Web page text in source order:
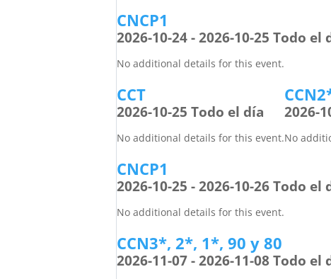
CNCP1
2026-10-24 - 2026-10-25 Todo el
No additional details for this event.
CCT
2026-10-25 Todo el día
No additional details for this event.
2026-
No
CNCP1
2026-10-25 - 2026-10-26 Todo el
No additional details for this event.
CCN3*, 2*, 1*, 90 y 80
2026-11-07 - 2026-11-08 Todo el